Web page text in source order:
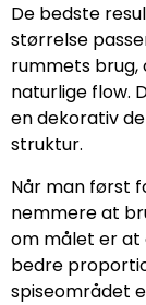
De bedste
størrelse
rummets
naturlige flow.
en dekorativ
struktur.
Når man først
nemmere at
om målet er at
bedre
spiseområdet